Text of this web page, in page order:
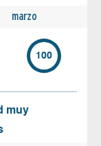
marzo
100
muy